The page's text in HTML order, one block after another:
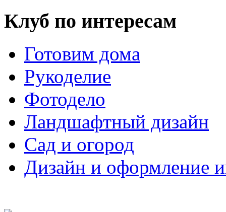
Клуб по интересам
Готовим дома
Рукоделие
Фотодело
Ландшафтный дизайн
Сад и огород
Дизайн и оформление